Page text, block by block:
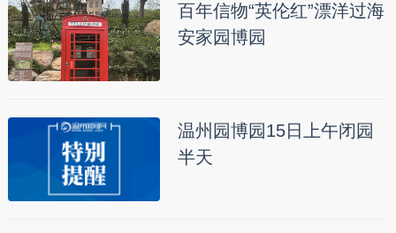
百年信物“英伦红”漂洋过海
安家园博园
温州园博园15日上午闭园
半天